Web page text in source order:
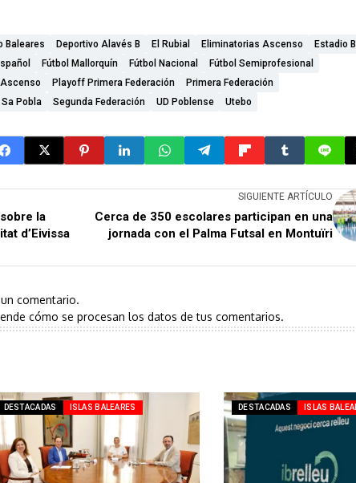
Baleares Deportivo Alavés B El Rubial Eliminatorias Ascenso
Estadio
Fútbol Mallorquín Fútbol Nacional
Fútbol Semiprofesional
Playoff Primera Federación
Primera Federación
Sa Pobla Segunda Federación UD Poblense Utebo
la
d’Eivissa
SIGUIENTE ARTÍCULO
Cerca de 350 escolares participan en una
jornada con el Palma Futsal en Montuïri
comentario.
cómo se procesan los datos de tus comentarios.
DESTACADAS ISLAS BALEARES DESTACADAS ISLAS